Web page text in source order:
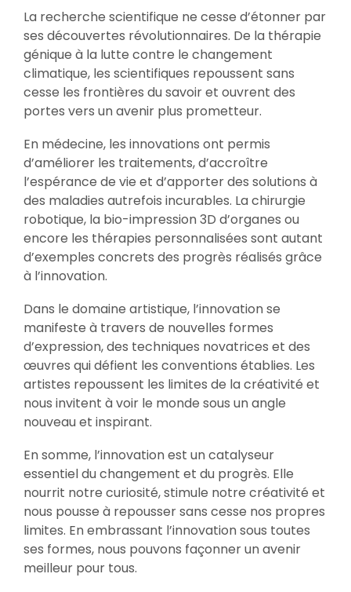
La recherche scientifique ne cesse d’étonner par
ses découvertes révolutionnaires. De la thérapie
génique à la lutte contre le changement
climatique, les scientifiques repoussent sans
cesse les frontières du savoir et ouvrent des
portes vers un avenir plus prometteur.
En médecine, les innovations ont permis
d’améliorer les traitements, d’accroître
l’espérance de vie et d’apporter des solutions à
des maladies autrefois incurables. La chirurgie
robotique, la bio-impression 3D d’organes ou
encore les thérapies personnalisées sont autant
d’exemples concrets des progrès réalisés grâce
à l’innovation.
Dans le domaine artistique, l’innovation se
manifeste à travers de nouvelles formes
d’expression, des techniques novatrices et des
œuvres qui défient les conventions établies. Les
artistes repoussent les limites de la créativité et
nous invitent à voir le monde sous un angle
nouveau et inspirant.
En somme, l’innovation est un catalyseur
essentiel du changement et du progrès. Elle
nourrit notre curiosité, stimule notre créativité et
nous pousse à repousser sans cesse nos propres
limites. En embrassant l’innovation sous toutes
ses formes, nous pouvons façonner un avenir
meilleur pour tous.